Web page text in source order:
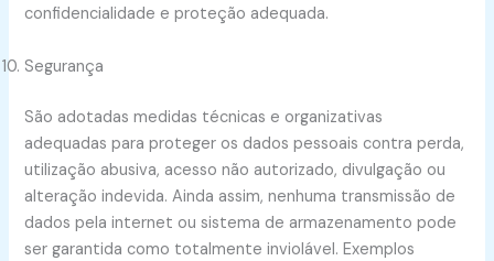
confidencialidade e proteção adequada.
Segurança
São adotadas medidas técnicas e organizativas
adequadas para proteger os dados pessoais contra perda,
utilização abusiva, acesso não autorizado, divulgação ou
alteração indevida. Ainda assim, nenhuma transmissão de
dados pela internet ou sistema de armazenamento pode
ser garantida como totalmente inviolável. Exemplos